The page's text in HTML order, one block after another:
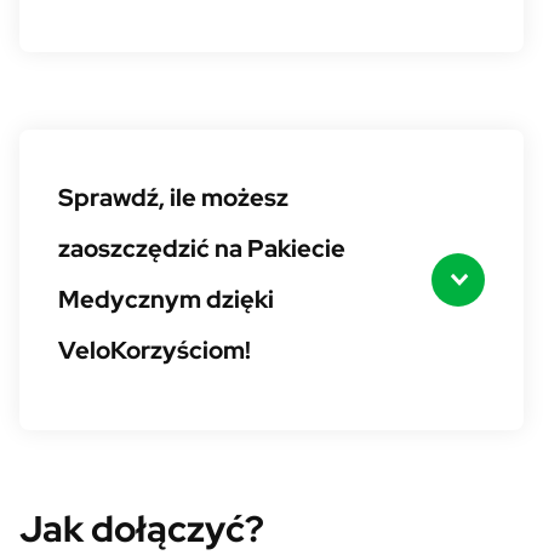
Sprawdź, ile możesz
zaoszczędzić na Pakiecie
Medycznym dzięki
VeloKorzyściom!
Jak dołączyć?